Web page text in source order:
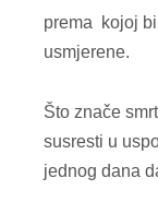
prema kojoj
usmjerene.
Što znače
susresti u
jednog dana